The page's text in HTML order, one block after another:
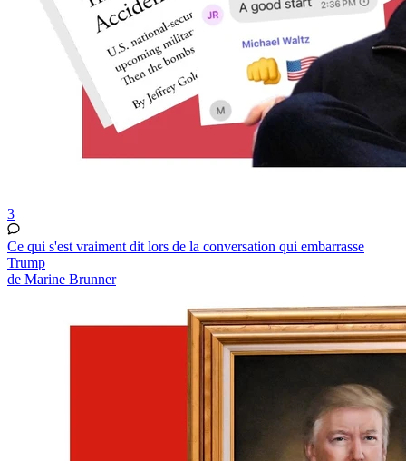
3
Ce qui s'est vraiment dit lors de la conversation qui embarrasse
Trump
de Marine Brunner